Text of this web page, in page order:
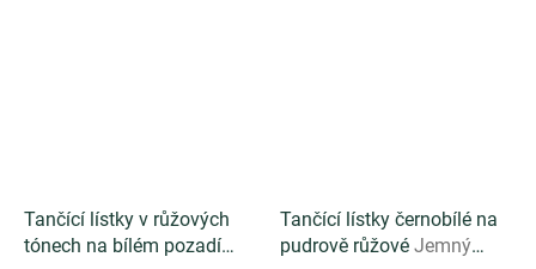
Tančící lístky v růžových
tónech na bílém pozadí
Tančící lístky černobílé na
pudrově růžové Jemný